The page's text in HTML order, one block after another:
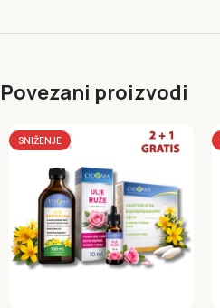
Povezani proizvodi
SNIŽENJE